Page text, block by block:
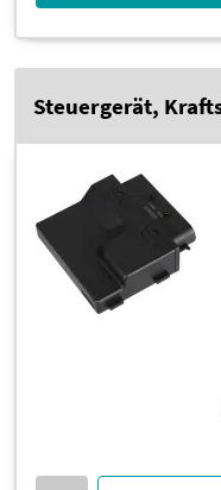
Steuergerät,